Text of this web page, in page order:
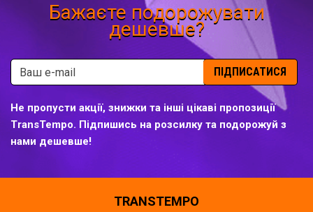
Бажаєте подорожувати
дешевше?
ПІДПИСАТИСЯ
Не пропусти акції, знижки та інші цікаві пропозиції
TransTempo. Підпишись на розсилку та подорожуй з
нами дешевше!
TRANSTEMPO